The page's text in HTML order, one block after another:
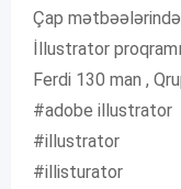
Çap
İllustrator
Ferdi 130 man ,
#adobe illustrator
#illustrator
#illisturator